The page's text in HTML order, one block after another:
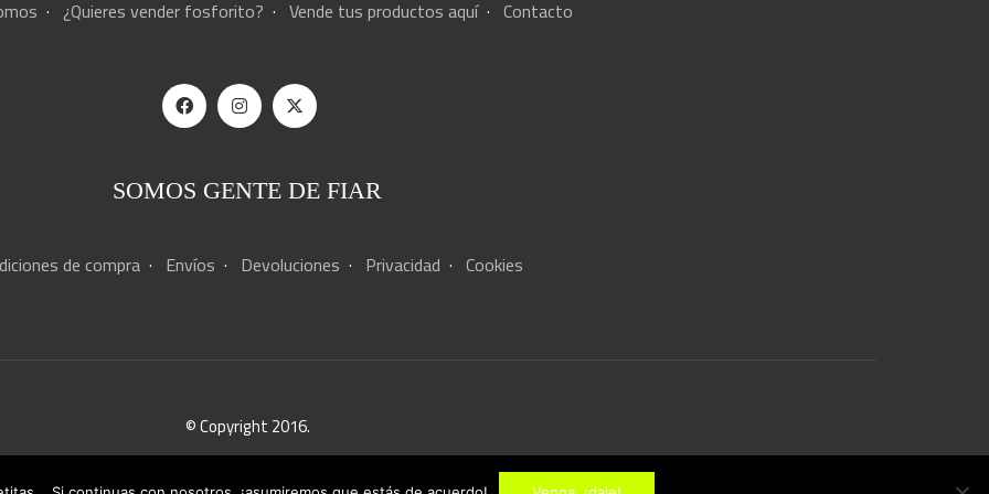
· ¿Quieres vender fosforito? · Vende tus productos aquí· Contacto
SOMOS GENTE DE FIAR
de compra · Envíos · Devoluciones · Privacidad · Cookies
© Copyright 2016.